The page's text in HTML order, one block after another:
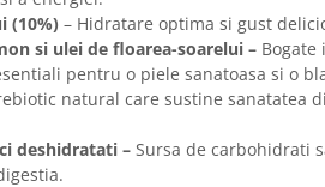
Joaca
pentru
(10%) – Hidratare optima si gust
si ulei de floarea-soarelui – Bogate
pentru o piele sanatoasa si o
natural care sustine sanatatea
deshidratati – Sursa de carbohidrati